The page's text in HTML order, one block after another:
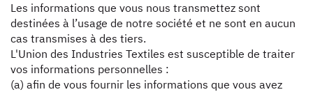
Les informations que vous nous transmettez sont
destinées à l’usage de notre société et ne sont en aucun
cas transmises à des tiers.
L'Union des Industries Textiles est susceptible de traiter
vos informations personnelles :
(a) afin de vous fournir les informations que vous avez